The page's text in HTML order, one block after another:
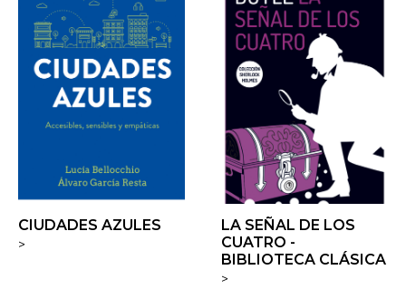
CIUDADES AZULES
>
LA SEÑAL DE LOS
CUATRO -
BIBLIOTECA CLÁSICA
>